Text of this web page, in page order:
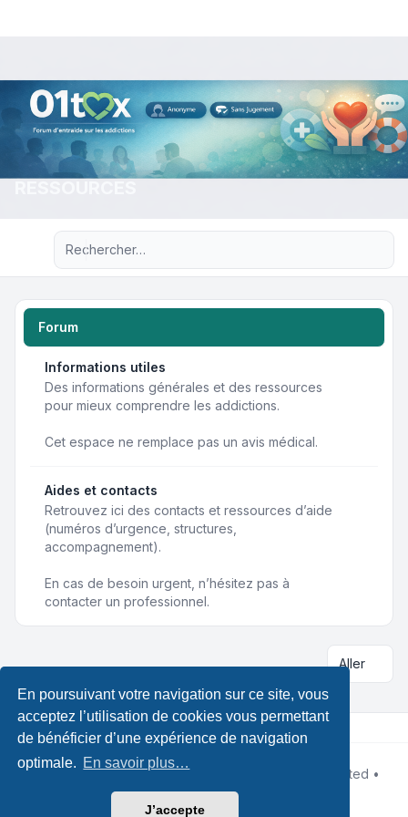
En poursuivant votre navigation sur ce site, vous
acceptez l’utilisation de cookies vous permettant
de bénéficier d’une expérience de navigation
optimale. En savoir plus…
J’accepte
Recherche avancée
Forum
Informations utiles
Des informations générales et des ressources
pour mieux comprendre les addictions.
Cet espace ne remplace pas un avis médical.
Aides et contacts
Retrouvez ici des contacts et ressources d’aide
(numéros d’urgence, structures,
accompagnement).
En cas de besoin urgent, n’hésitez pas à
contacter un professionnel.
Aller
Développé parphpBB® Forum Software © phpBB Limited •
Leenoz
Traduction française officielle©